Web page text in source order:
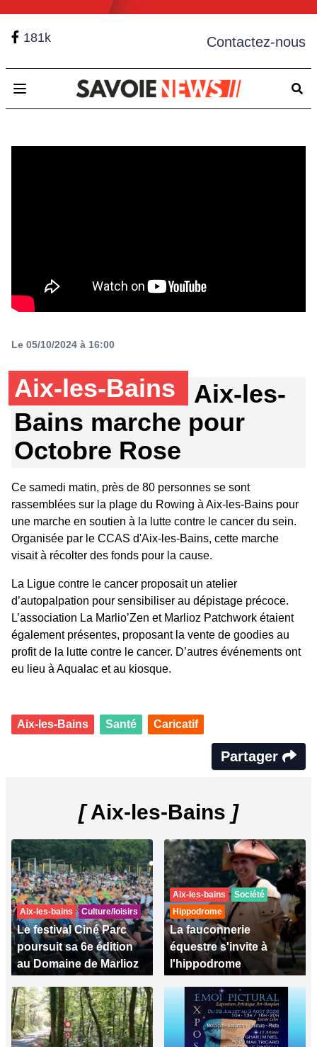
181k Contactez-nous
Open main menu
Le 05/10/2024 à 16:00
Aix-les-Bains
Aix-les-
Bains marche pour
Octobre Rose
Ce samedi matin, près de 80 personnes se sont
rassemblées sur la plage du Rowing à Aix-les-Bains pour
une marche en soutien à la lutte contre le cancer du sein.
Organisée par le CCAS d'Aix-les-Bains, cette marche
visait à récolter des fonds pour la cause.
La Ligue contre le cancer proposait un atelier
d’autopalpation pour sensibiliser au dépistage précoce.
L’association La Marlio’Zen et Marlioz Patchwork étaient
également présentes, proposant la vente de goodies au
profit de la lutte contre le cancer. D’autres événements ont
eu lieu à Aqualac et au kiosque.
Aix-les-Bains Santé Caricatif
Partager
[Aix-les-Bains ]
Aix-les-bains Culture/loisirs
Le festival Ciné Parc
poursuit sa 6e édition
au Domaine de Marlioz
Aix-les-bains
Société
Hippodrome
La fauconnerie
équestre s'invite à
l'hippodrome